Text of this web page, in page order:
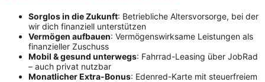
Sorglos in die Zukunft: Betriebliche Altersvorsorge, bei der
wir dich finanziell unterstützen
Vermögen aufbauen: Vermögenswirksame Leistungen als
finanzieller Zuschuss
Mobil & gesund unterwegs: Fahrrad-Leasing über JobRad
– auch privat nutzbar
Monatlicher Extra-Bonus: Edenred-Karte mit steuerfreiem